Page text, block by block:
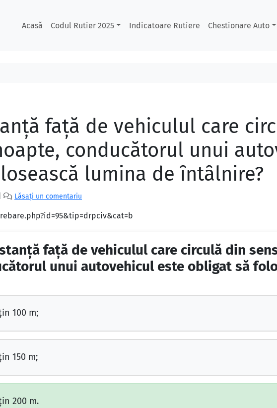
Acasă Codul Rutier 2025 Indicatoare Rutiere Chestionare Auto
faţă de vehiculul care
conducătorul unui
lumina de întâlnire?
Lăsați un comentariu
faţă de vehiculul care circulă din
unui autovehicul este obligat să
100 m;
150 m;
200 m.